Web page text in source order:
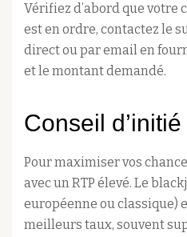
Vérifiez d’abord que votre
est en ordre, contactez le
direct ou par email en
et le montant demandé.
Conseil d’initié
Pour maximiser vos
avec un RTP élevé. Le
européenne ou classique)
meilleurs taux, souvent